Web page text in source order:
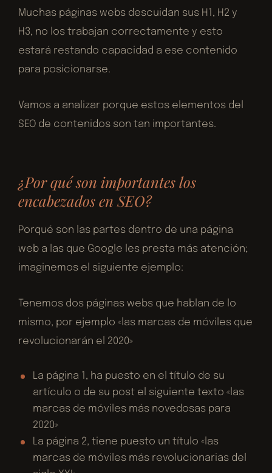
Muchas páginas webs descuidan sus H1, H2 y
H3, no los trabajan correctamente y esto
estará restando capacidad a ese contenido
para posicionarse.
Vamos a analizar porque estos elementos del
SEO de contenidos son tan importantes.
¿Por qué son importantes los
encabezados en SEO?
Porqué son las partes dentro de una página
web a las que Google les presta más atención;
imaginemos el siguiente ejemplo:
Tenemos dos páginas webs que hablan de lo
mismo, por ejemplo «las marcas de móviles que
revolucionarán el 2020»
La página 1, ha puesto en el título de su
artículo o de su post el siguiente texto «las
marcas de móviles más novedosas para
2020»
La página 2, tiene puesto un título «las
marcas de móviles más revolucionarias del